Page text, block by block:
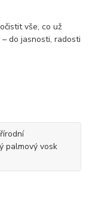
vše, co už
do jasnosti, radosti
palmový vosk